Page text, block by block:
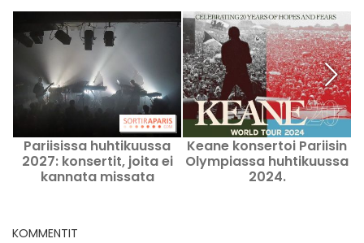
Pariisissa huhtikuussa
2027: konsertit, joita ei
kannata missata
Keane konsertoi Pariisin
Olympiassa huhtikuussa
2024.
KOMMENTIT